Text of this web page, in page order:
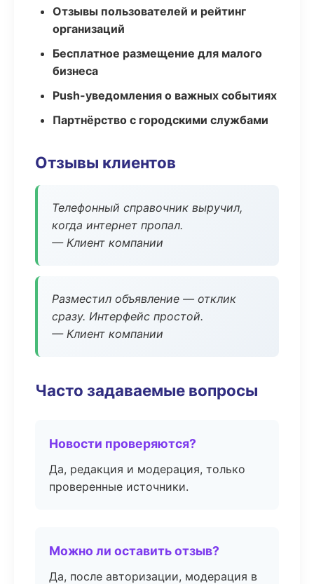
Отзывы пользователей и рейтинг
организаций
Бесплатное размещение для малого
бизнеса
Push-уведомления о важных событиях
Партнёрство с городскими службами
Отзывы клиентов
Телефонный справочник выручил,
когда интернет пропал.
— Клиент компании
Разместил объявление — отклик
сразу. Интерфейс простой.
— Клиент компании
Часто задаваемые вопросы
Новости проверяются?
Да, редакция и модерация, только
проверенные источники.
Можно ли оставить отзыв?
Да, после авторизации, модерация в